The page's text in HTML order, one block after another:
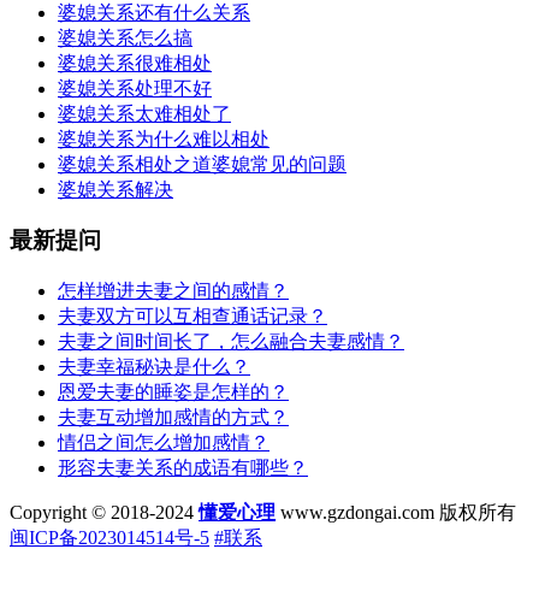
婆媳关系还有什么关系
婆媳关系怎么搞
婆媳关系很难相处
婆媳关系处理不好
婆媳关系太难相处了
婆媳关系为什么难以相处
婆媳关系相处之道婆媳常见的问题
婆媳关系解决
最新提问
怎样增进夫妻之间的感情？
夫妻双方可以互相查通话记录？
夫妻之间时间长了，怎么融合夫妻感情？
夫妻幸福秘诀是什么？
恩爱夫妻的睡姿是怎样的？
夫妻互动增加感情的方式？
情侣之间怎么增加感情？
形容夫妻关系的成语有哪些？
Copyright © 2018-2024懂爱心理 www.gzdongai.com 版权所有
闽ICP备2023014514号-5 #联系